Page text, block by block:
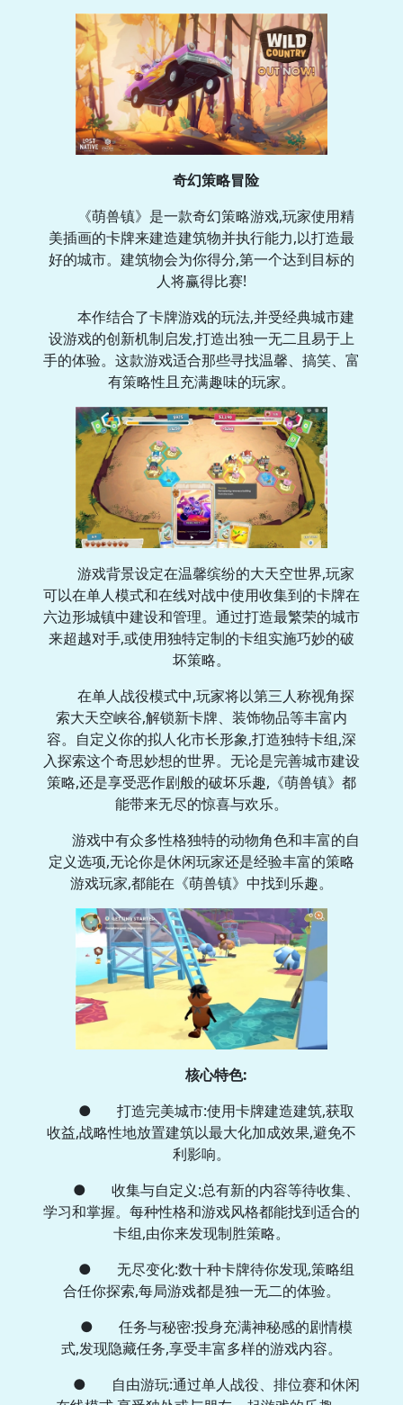
奇幻策略冒险
《萌兽镇》是一款奇幻策略游戏,玩家使用精
美插画的卡牌来建造建筑物并执行能力,以打造最
好的城市。建筑物会为你得分,第一个达到目标的
人将赢得比赛!
本作结合了卡牌游戏的玩法,并受经典城市建
设游戏的创新机制启发,打造出独一无二且易于上
手的体验。这款游戏适合那些寻找温馨、搞笑、富
有策略性且充满趣味的玩家。
游戏背景设定在温馨缤纷的大天空世界,玩家
可以在单人模式和在线对战中使用收集到的卡牌在
六边形城镇中建设和管理。通过打造最繁荣的城市
来超越对手,或使用独特定制的卡组实施巧妙的破
坏策略。
在单人战役模式中,玩家将以第三人称视角探
索大天空峡谷,解锁新卡牌、装饰物品等丰富内
容。自定义你的拟人化市长形象,打造独特卡组,深
入探索这个奇思妙想的世界。无论是完善城市建设
策略,还是享受恶作剧般的破坏乐趣,《萌兽镇》都
能带来无尽的惊喜与欢乐。
游戏中有众多性格独特的动物角色和丰富的自
定义选项,无论你是休闲玩家还是经验丰富的策略
游戏玩家,都能在《萌兽镇》中找到乐趣。
核心特色:
● 打造完美城市:使用卡牌建造建筑,获取
收益,战略性地放置建筑以最大化加成效果,避免不
利影响。
● 收集与自定义:总有新的内容等待收集、
学习和掌握。每种性格和游戏风格都能找到适合的
卡组,由你来发现制胜策略。
● 无尽变化:数十种卡牌待你发现,策略组
合任你探索,每局游戏都是独一无二的体验。
● 任务与秘密:投身充满神秘感的剧情模
式,发现隐藏任务,享受丰富多样的游戏内容。
● 自由游玩:通过单人战役、排位赛和休闲